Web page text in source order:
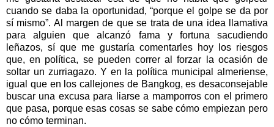
cuando se daba la oportunidad, “porque el golpe se da por
sí mismo”. Al margen de que se trata de una idea llamativa
para alguien que alcanzó fama y fortuna sacudiendo
leñazos, sí que me gustaría comentarles hoy los riesgos
que, en política, se pueden correr al forzar la ocasión de
soltar un zurriagazo. Y en la política municipal almeriense,
igual que en los callejones de Bangkog, es desaconsejable
buscar una excusa para liarse a mamporros con el primero
que pasa, porque esas cosas se sabe cómo empiezan pero
no cómo terminan.